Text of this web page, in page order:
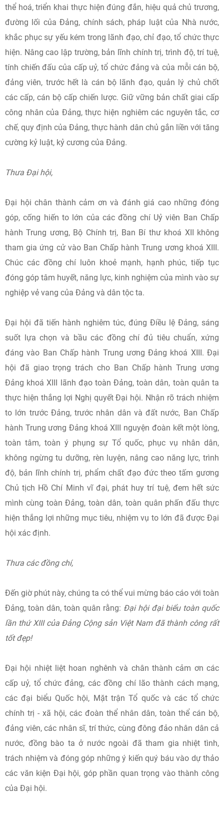
thể hoá, triển khai thực hiện đúng đắn, hiệu quả chủ trương,
đường lối của Đảng, chính sách, pháp luật của Nhà nước,
khắc phục sự yếu kém trong lãnh đạo, chỉ đạo, tổ chức thực
hiện. Nâng cao lập trường, bản lĩnh chính trị, trình độ, trí tuệ,
tính chiến đấu của cấp uỷ, tổ chức đảng và của mỗi cán bộ,
đảng viên, trước hết là cán bộ lãnh đạo, quản lý chủ chốt
các cấp, cán bộ cấp chiến lược. Giữ vững bản chất giai cấp
công nhân của Đảng, thực hiện nghiêm các nguyên tắc, cơ
chế, quy định của Đảng, thực hành dân chủ gắn liền với tăng
cường kỷ luật, kỷ cương của Đảng.
Thưa Đại hội,
Đại hội chân thành cảm ơn và đánh giá cao những đóng
góp, cống hiến to lớn của các đồng chí Uỷ viên Ban Chấp
hành Trung ương, Bộ Chính trị, Ban Bí thư khoá XII không
tham gia ứng cử vào Ban Chấp hành Trung ương khoá XIII.
Chúc các đồng chí luôn khoẻ mạnh, hạnh phúc, tiếp tục
đóng góp tâm huyết, năng lực, kinh nghiệm của mình vào sự
nghiệp vẻ vang của Đảng và dân tộc ta.
Đại hội đã tiến hành nghiêm túc, đúng Điều lệ Đảng, sáng
suốt lựa chọn và bầu các đồng chí đủ tiêu chuẩn, xứng
đáng vào Ban Chấp hành Trung ương Đảng khoá XIII. Đại
hội đã giao trọng trách cho Ban Chấp hành Trung ương
Đảng khoá XIII lãnh đạo toàn Đảng, toàn dân, toàn quân ta
thực hiện thắng lợi Nghị quyết Đại hội. Nhận rõ trách nhiệm
to lớn trước Đảng, trước nhân dân và đất nước, Ban Chấp
hành Trung ương Đảng khoá XIII nguyện đoàn kết một lòng,
toàn tâm, toàn ý phụng sự Tổ quốc, phục vụ nhân dân,
không ngừng tu dưỡng, rèn luyện, nâng cao năng lực, trình
độ, bản lĩnh chính trị, phẩm chất đạo đức theo tấm gương
Chủ tịch Hồ Chí Minh vĩ đại, phát huy trí tuệ, đem hết sức
mình cùng toàn Đảng, toàn dân, toàn quân phấn đấu thực
hiện thắng lợi những mục tiêu, nhiệm vụ to lớn đã được Đại
hội xác định.
Thưa các đồng chí,
Đến giờ phút này, chúng ta có thể vui mừng báo cáo với toàn
Đảng, toàn dân, toàn quân rằng: Đại hội đại biểu toàn quốc
lần thứ XIII của Đảng Cộng sản Việt Nam đã thành công rất
tốtđẹp!
Đại hội nhiệt liệt hoan nghênh và chân thành cảm ơn các
cấp uỷ, tổ chức đảng, các đồng chí lão thành cách mạng,
các đại biểu Quốc hội, Mặt trận Tổ quốc và các tổ chức
chính trị - xã hội, các đoàn thể nhân dân, toàn thể cán bộ,
đảng viên, các nhân sĩ, trí thức, cùng đông đảo nhân dân cả
nước, đồng bào ta ở nước ngoài đã tham gia nhiệt tình,
trách nhiệm và đóng góp những ý kiến quý báu vào dự thảo
các văn kiện Đại hội, góp phần quan trọng vào thành công
của Đại hội.